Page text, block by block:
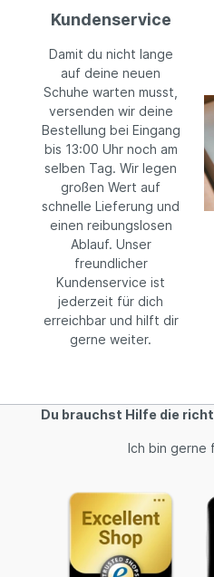
Kundenservice
Damit du nicht lange
auf deine neuen
Schuhe warten musst,
versenden wir deine
Bestellung bei Eingang
bis 13:00 Uhr noch am
selben Tag. Wir legen
großen Wert auf
schnelle Lieferung und
einen reibungslosen
Ablauf. Unser
freundlicher
Kundenservice ist
jederzeit für dich
erreichbar und hilft dir
gerne weiter.
Du brauchst Hilfe die
Ich bin gerne